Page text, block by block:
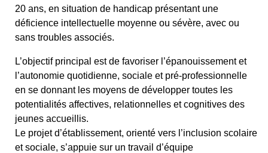
20 ans, en situation de handicap présentant une
déficience intellectuelle moyenne ou sévère, avec ou
sans troubles associés.
L’objectif principal est de favoriser l’épanouissement et
l’autonomie quotidienne, sociale et pré-professionnelle
en se donnant les moyens de développer toutes les
potentialités affectives, relationnelles et cognitives des
jeunes accueillis.
Le projet d’établissement, orienté vers l’inclusion scolaire
et sociale, s’appuie sur un travail d’équipe